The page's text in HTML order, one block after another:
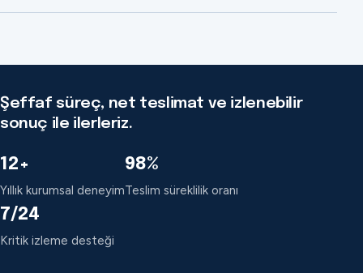
Şeffaf süreç, net teslimat ve izlenebilir
sonuç ile ilerleriz.
12+
Yıllık kurumsal deneyim
98%
Teslim süreklilik oranı
7/24
Kritik izleme desteği